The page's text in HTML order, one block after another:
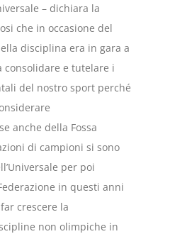
– dichiara la
che in occasione del
disciplina era in gara a
consolidare e tutelare i
del nostro sport perché
anche della Fossa
di campioni si sono
per poi
in questi anni
crescere la
non olimpiche in